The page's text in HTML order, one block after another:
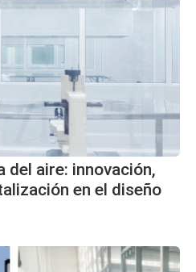
del aire: innovación,
en el diseño